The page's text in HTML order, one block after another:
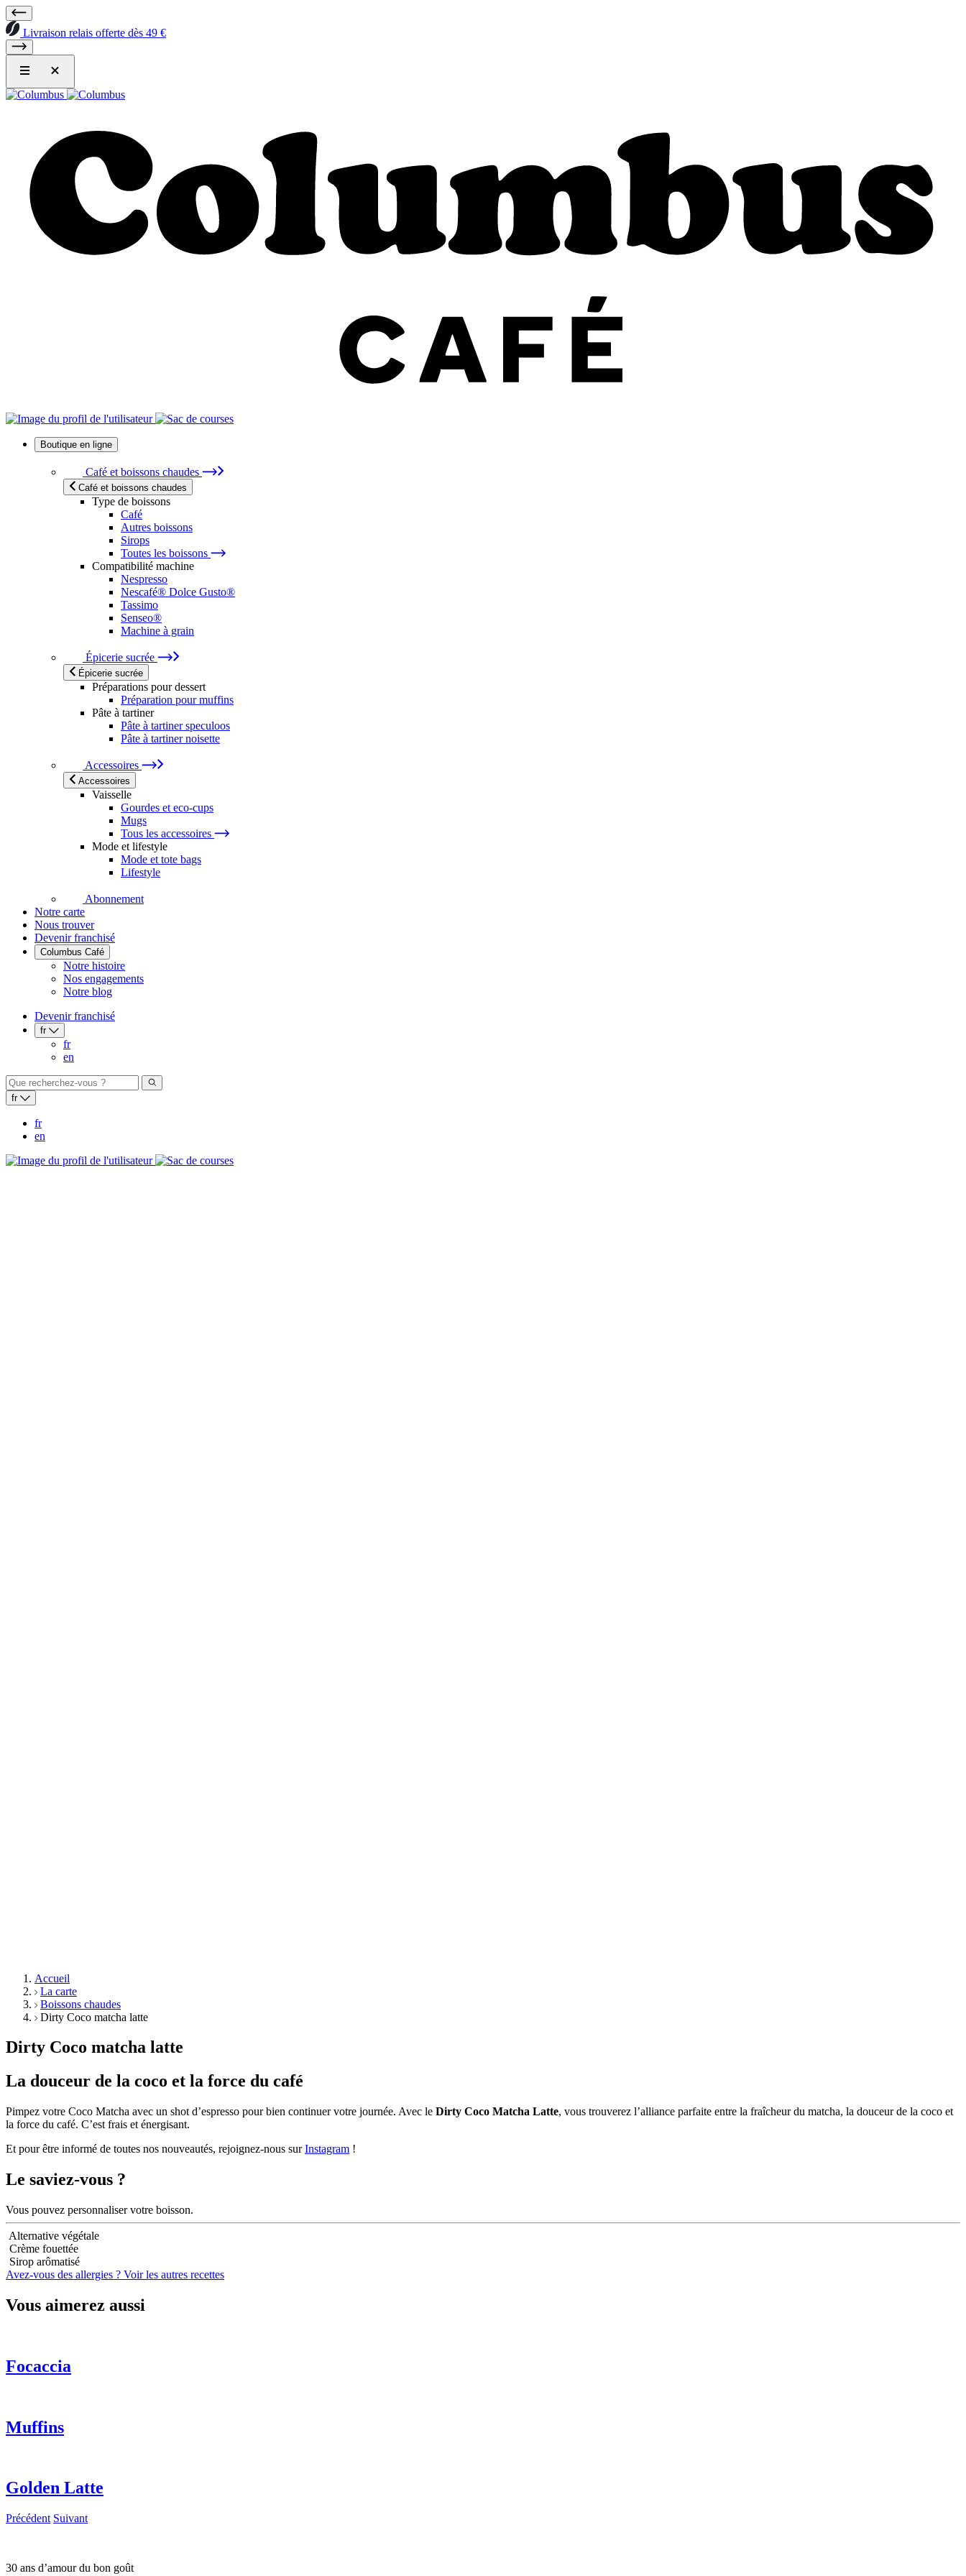
Livraison relais offerte dès 49 €
Boutique en ligne
Café et boissons chaudes
Café et boissons chaudes
Type de boissons
Café
Autres boissons
Sirops
Toutes les boissons
Compatibilité machine
Nespresso
Nescafé® Dolce Gusto®
Tassimo
Senseo®
Machine à grain
Épicerie sucrée
Épicerie sucrée
Préparations pour dessert
Préparation pour muffins
Pâte à tartiner
Pâte à tartiner speculoos
Pâte à tartiner noisette
Accessoires
Accessoires
Vaisselle
Gourdes et eco-cups
Mugs
Tous les accessoires
Mode et lifestyle
Mode et tote bags
Lifestyle
Abonnement
Notre carte
Nous trouver
Devenir franchisé
Columbus Café
Notre histoire
Nos engagements
Notre blog
Devenir franchisé
fr
fr
en
fr
fr
en
Accueil
La carte
Boissons chaudes
Dirty Coco matcha latte
Dirty Coco matcha latte
La douceur de la coco et la force du café
Pimpez votre Coco Matcha avec un shot d’espresso pour bien continuer votre journée. Avec le Dirty Coco Matcha Latte, vous trouverez l’alliance parfaite entre la fraîcheur du matcha, la douceur de la coco et
la force du café. C’est frais et énergisant.
Et pour être informé de toutes nos nouveautés, rejoignez-nous surInstagram !
Le saviez-vous ?
Vous pouvez personnaliser votre boisson.
Alternative végétale
Crème fouettée
Sirop arômatisé
Avez-vous des allergies ? Voir les autres recettes
Vous aimerez aussi
Focaccia
Muffins
Golden Latte
Précédent Suivant
30 ans d’amour du bon goût